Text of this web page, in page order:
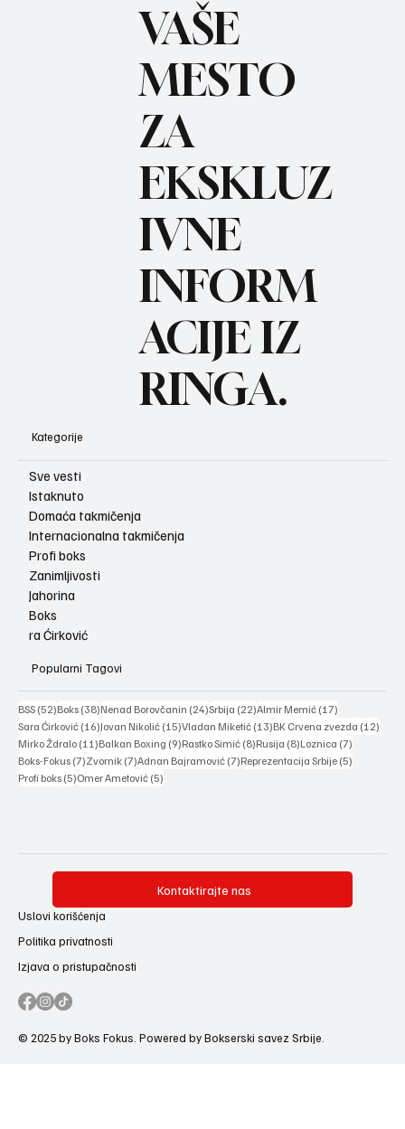
REC
VAŠE
MESTO
ZA
EKSKLUZ
IVNE
INFORM
ACIJE IZ
RINGA.
Kategorije
Sve vesti
Istaknuto
Domaća takmičenja
Internacionalna takmičenja
Profi boks
Zanimljivosti
Jahorina
Boks
ra Ćirković
Popularni Tagovi
BSS (52)52 posts
Boks (38)38 posts
Nenad Borovčanin (24)24 posts
Srbija (22)22 posts
Almir Memić (17)
Sara Ćirković (16)16 posts
Jovan Nikolić (15)15 posts
Vladan Miketić (13)13 posts
BK Crvena zvezda (12)
Mirko Ždralo (11)11 posts
Balkan Boxing (9)9 posts
Rastko Simić (8)8 posts
Rusija (8)8 posts
Loznica (7)
Boks-Fokus (7)7 posts
Zvornik (7)7 posts
Adnan Bajramović (7)7 posts
Reprezentacija Srbije (5)
Profi boks (5)5 posts
Omer Ametović (5)
Kontaktirajte nas
Uslovi korišćenja
Politika privatnosti
Izjava o pristupačnosti
© 2025 by Boks Fokus. Powered by Bokserski savez Srbije.